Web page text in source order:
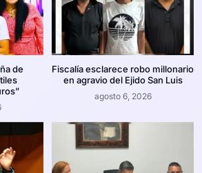
de
Fiscalía esclarece robo millonario
en agravio del Ejido San Luis
agosto 6, 2026